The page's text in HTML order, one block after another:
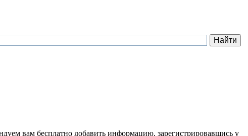
вам бесплатно добавить информацию, зарегистрировавшись у